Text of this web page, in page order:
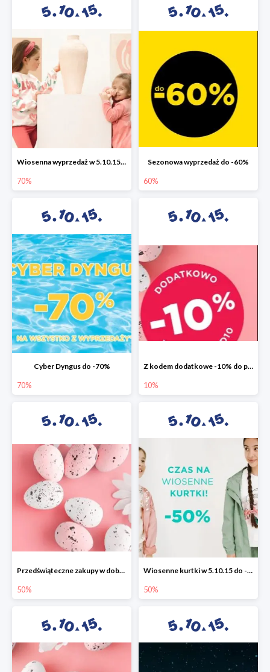
Wiosenna wyprzedaż w 5.10.15 do -70%
70%
Sezonowa wyprzedaż do -60%
60%
Cyber Dyngus do -70%
70%
Z kodem dodatkowe -10% do promocji -50%!
10%
Przedświąteczne zakupy w dobrym stylu -50%
50%
Wiosenne kurtki w 5.10.15 do -50%
50%